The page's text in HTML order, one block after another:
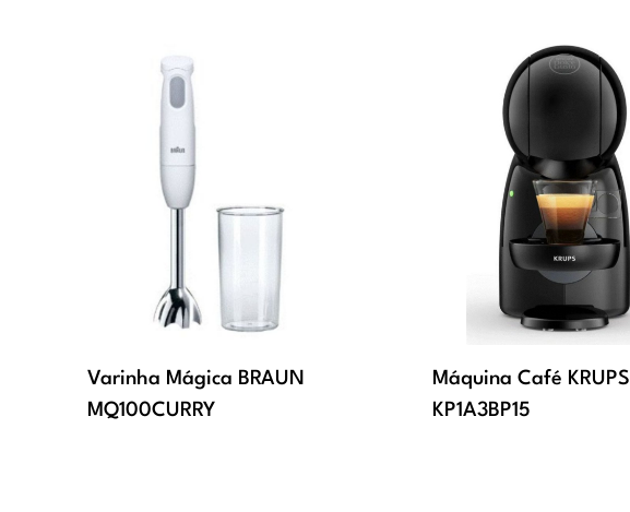
Varinha Mágica BRAUN
MQ100CURRY
Máquina Café KRUPS
KP1A3BP15